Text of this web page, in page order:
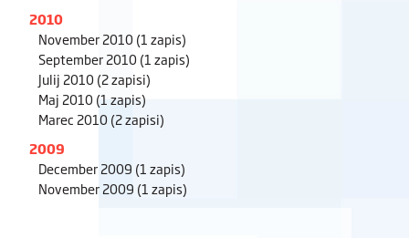
2010
November 2010(1 zapis)
September 2010(1 zapis)
Julij 2010(2 zapisi)
Maj 2010(1 zapis)
Marec 2010(2 zapisi)
2009
December 2009 (1 zapis)
November 2009 (1 zapis)